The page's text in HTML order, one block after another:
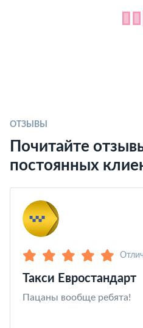
ОТЗЫВЫ
Почитайте
постоянных
Такси Евростандарт
Пацаны вообще ребята!